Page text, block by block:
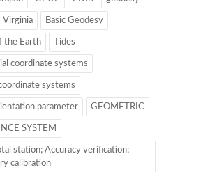
Virginia Basic Geodesy
the Earth Tides
coordinate systems
systems
parameter GEOMETRIC
SYSTEM
station; Accuracy verification;
calibration